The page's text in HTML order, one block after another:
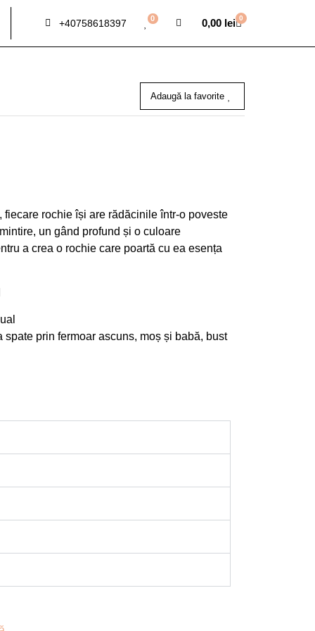
+40758618397 0 0,00 lei 0
Adaugă la favorite
rochie își are rădăcinile într-o poveste
un gând profund și o culoare
a crea o rochie care poartă cu ea esența
spate prin fermoar ascuns, moș și babă, bust